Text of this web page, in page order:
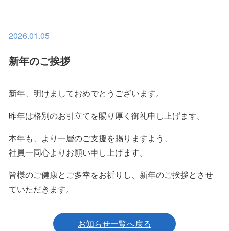
2026.01.05
新年のご挨拶
新年、明けましておめでとうございます。
昨年は格別のお引立てを賜り厚く御礼申し上げます。
本年も、より一層のご支援を賜りますよう、
社員一同心よりお願い申し上げます。
皆様のご健康とご多幸をお祈りし、新年のご挨拶とさせ
ていただきます。
お知らせ一覧へ戻る